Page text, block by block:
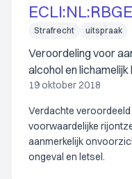
Strafrecht uitspraak
Veroordeling voor
alcohol en lichamelijk
19 oktober 2018
Verdachte
voorwaardelijke
aanmerkelijk
ongeval en letsel.